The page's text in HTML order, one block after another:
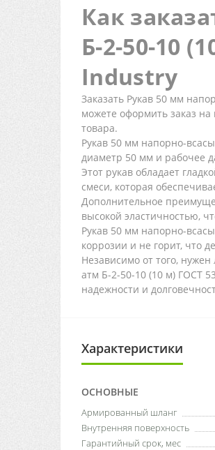
Как
Б-2-50-10
Industry
Заказать Рукав 50 мм
можете оформить заказ
товара.
Рукав 50 мм напорно-
диаметр 50 мм и рабочее
Этот рукав обладает
смеси, которая
Дополнительное
высокой эластичностью,
Рукав 50 мм напорно-
коррозии и не горит, что
Независимо от того,
атм Б-2-50-10 (10 м) ГОСТ
надежности и
Характеристики
ОСНОВНЫЕ
Армированный шланг
Внутренняя поверхность
Гарантийный срок, мес